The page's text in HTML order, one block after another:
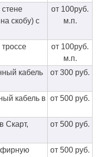
скобу) с
от 100руб.
м.п.
от 100руб.
м.п.
кабель
от 300 руб.
кабель в от 500 руб.
Скарт,
от 500 руб.
от 500 руб.